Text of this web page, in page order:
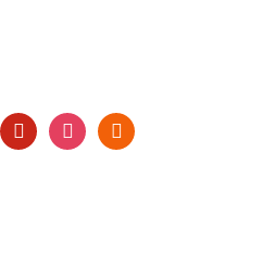
pinterestinstagramrss